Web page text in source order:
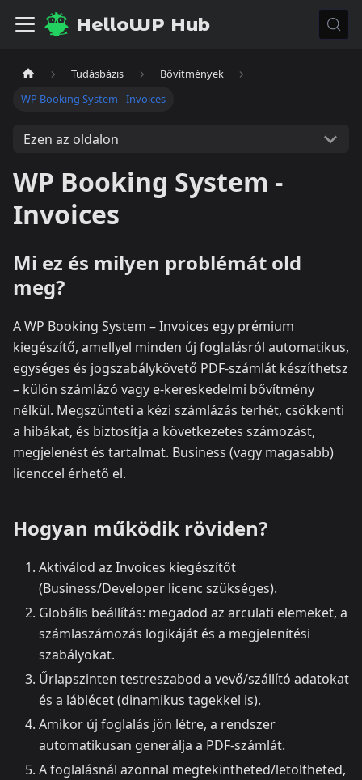
HelloWP Hub
Tudásbázis
Bővítmények
WP Booking System - Invoices
Ezen az oldalon
WP Booking System -
Invoices
Mi ez és milyen problémát old
meg?
A WP Booking System – Invoices egy prémium
kiegészítő, amellyel minden új foglalásról automatikus,
egységes és jogszabálykövető PDF‑számlát készíthetsz
– külön számlázó vagy e‑kereskedelmi bővítmény
nélkül. Megszünteti a kézi számlázás terhét, csökkenti
a hibákat, és biztosítja a következetes számozást,
megjelenést és tartalmat. Business (vagy magasabb)
licenccel érhető el.
Hogyan működik röviden?
Aktiválod az Invoices kiegészítőt
(Business/Developer licenc szükséges).
Globális beállítás: megadod az arculati elemeket, a
számlaszámozás logikáját és a megjelenítési
szabályokat.
Űrlapszinten testreszabod a vevő/szállító adatokat
és a láblécet (dinamikus tagekkel is).
Amikor új foglalás jön létre, a rendszer
automatikusan generálja a PDF‑számlát.
A foglalásnál azonnal megtekintheted/letöltheted,